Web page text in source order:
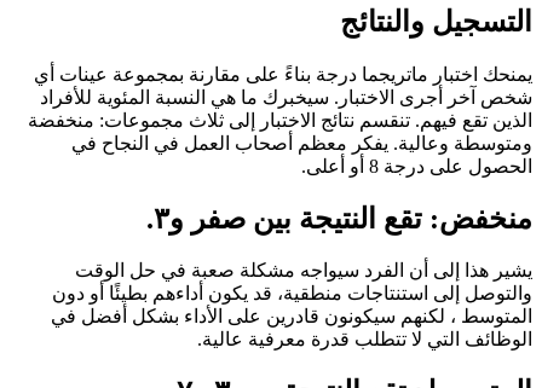
التسجيل والنتائج
يمنحك اختبار ماتريجما درجة بناءً على مقارنة بمجموعة عينات أي
شخص آخر أجرى الاختبار. سيخبرك ما هي النسبة المئوية للأفراد
الذين تقع فيهم. تنقسم نتائج الاختبار إلى ثلاث مجموعات: منخفضة
ومتوسطة وعالية. يفكر معظم أصحاب العمل في النجاح في
الحصول على درجة 8 أو أعلى.
منخفض: تقع النتيجة بين صفر و٣.
يشير هذا إلى أن الفرد سيواجه مشكلة صعبة في حل الوقت
والتوصل إلى استنتاجات منطقية، قد يكون أداءهم بطيئًا أو دون
المتوسط ، لكنهم سيكونون قادرين على الأداء بشكل أفضل في
الوظائف التي لا تتطلب قدرة معرفية عالية.